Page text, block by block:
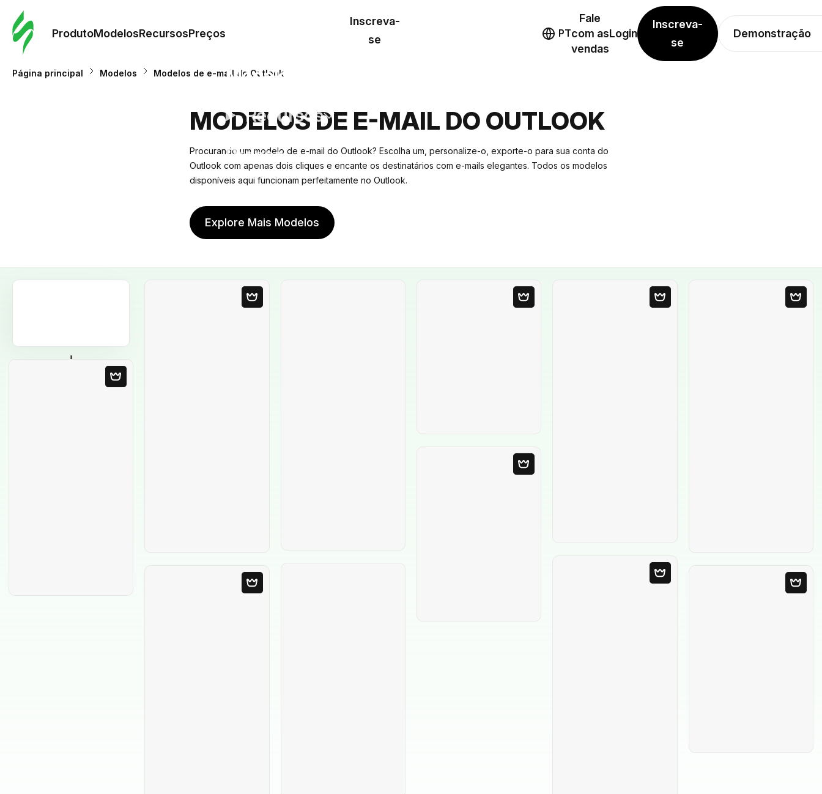
ProdutoModelosRecursosPreços
Modelos
Recursos
Preços
Inscreva-
se
PT
Fale
com as
vendas
Login
Inscreva-
se
Demonstração
Página principal Modelos Modelos de e-mail do Outlook
MODELOS DE E-MAIL DO OUTLOOK
Procurando um modelo de e-mail do Outlook? Escolha um, personalize-o, exporte-o para sua conta do
Outlook com apenas dois cliques e encante os destinatários com e-mails elegantes. Todos os modelos
disponíveis aqui funcionam perfeitamente no Outlook.
Explore Mais Modelos